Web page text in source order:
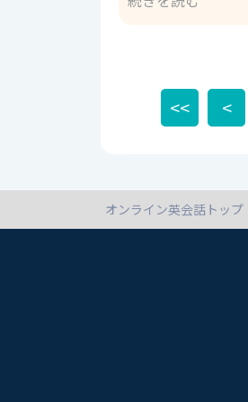
expensive. そうだよ
be desired は、ビジネスシ
quite bleak. 日本の住宅事情は、か
<< <
オンライン英会話トップ